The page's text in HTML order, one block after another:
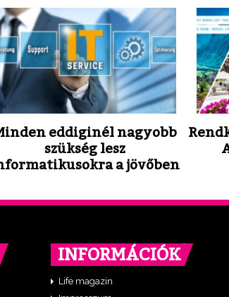
eddiginél nagyobb
szükség lesz
a jövőben
INFORMÁCIÓK
Life magazin